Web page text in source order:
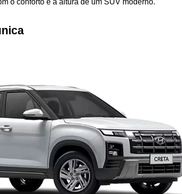
o conforto e a altura de um SUV moderno.